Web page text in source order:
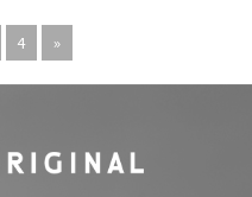
4 »